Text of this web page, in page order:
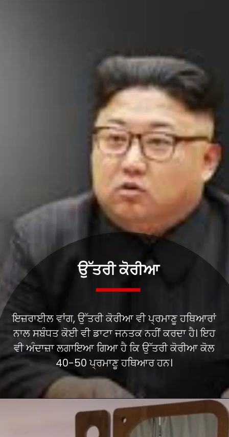
ਇਜ਼ਰਾਈਲ ਵਾਂਗ, ਉੱਤਰੀ ਕੋਰੀਆ ਵੀ ਪ੍ਰਮਾਣੂ ਹਥਿਆਰਾਂ
ਨਾਲ ਸਬੰਧਤ ਕੋਈ ਵੀ ਡਾਟਾ ਜਨਤਕ ਨਹੀਂ ਕਰਦਾ ਹੈ। ਇਹ
ਵੀ ਅੰਦਾਜ਼ਾ ਲਗਾਇਆ ਗਿਆ ਹੈ ਕਿ ਉੱਤਰੀ ਕੋਰੀਆ ਕੋਲ
40-50 ਪ੍ਰਮਾਣੂ ਹਥਿਆਰ ਹਨ।
ਉੱਤਰੀ ਕੋਰੀਆ